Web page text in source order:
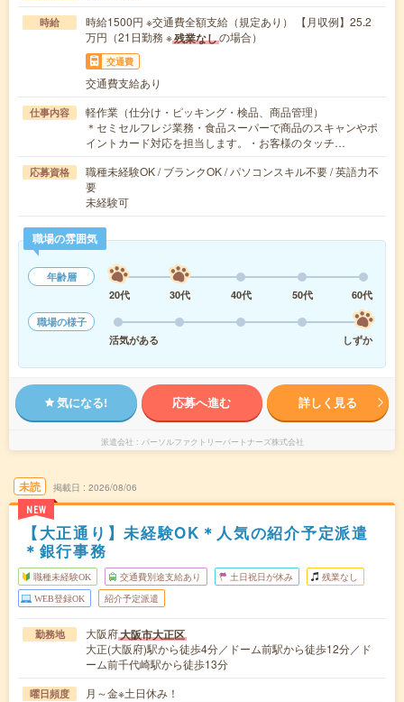
時給
時給1500円 ※交通費全額支給（規定あり） 【月収例】25.2
万円（21日勤務 ※残業なしの場合）
交通費
交通費支給あり
仕事内容
軽作業（仕分け・ピッキング・検品、商品管理）
＊セミセルフレジ業務・食品スーパーで商品のスキャンやポ
イントカード対応を担当します。・お客様のタッチ…
応募資格
職種未経験OK / ブランクOK / パソコンスキル不要 / 英語力不
要
未経験可
職場の雰囲気
年齢層
20代
30代 40代 50代
60代
職場の様子
活気がある
しずか
気になる! 応募へ進む 詳しく見る
派遣会社 パーソルファクトリーパートナーズ株式会社
未読
NEW
掲載日 2026/08/06
【大正通り】未経験OK＊人気の紹介予定派遣
＊銀行事務
職種未経験OK 交通費別途支給あり 土日祝日が休み 残業なし
WEB登録OK 紹介予定派遣
勤務地 大阪府大阪市大正区
大正(大阪府)駅から徒歩4分／ドーム前駅から徒歩12分／ド
ーム前千代崎駅から徒歩13分
曜日頻度 月～金※土日休み！